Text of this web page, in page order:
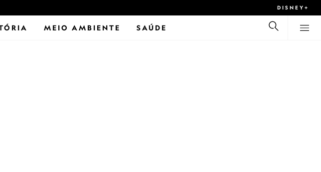
DISNEY+
MEIO AMBIENTE SAÚDE